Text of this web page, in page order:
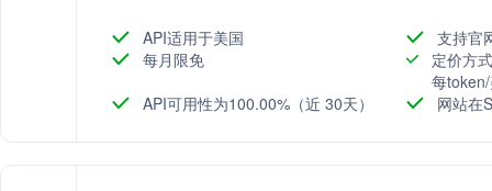
API适用于美国
支持官
每月限免
定价方
每
API可用性为100.00%（近 30天）
网站在